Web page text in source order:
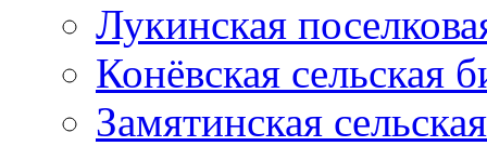
Лукинская
Конёвская сельская
Замятинская